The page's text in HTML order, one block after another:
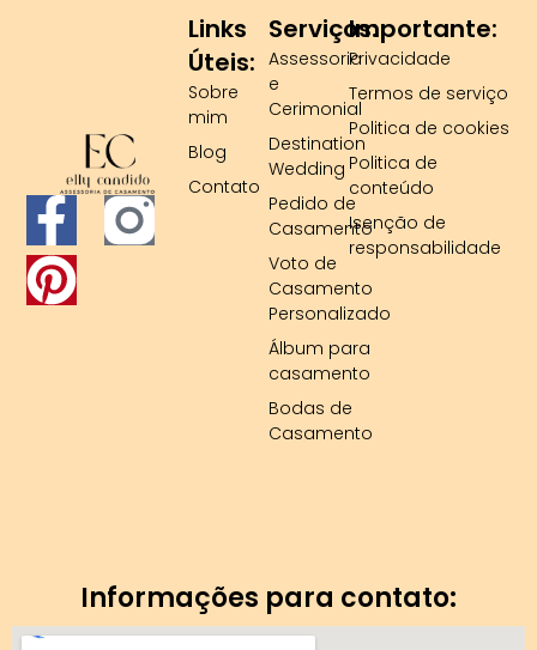
F
a
c
-
P
i
n
t
Serviços:
Assessoria
e
Cerimonial
Destination
Wedding
Pedido de
Casamento
Voto de
Casamento
Personalizado
Álbum para
casamento
Bodas de
Casamento
Links
Úteis:
Sobre
mim
Blog
Contato
Importante:
Privacidade
Termos de serviço
Politica de cookies
Politica de
conteúdo
Isenção de
responsabilidade
Informações para contato: